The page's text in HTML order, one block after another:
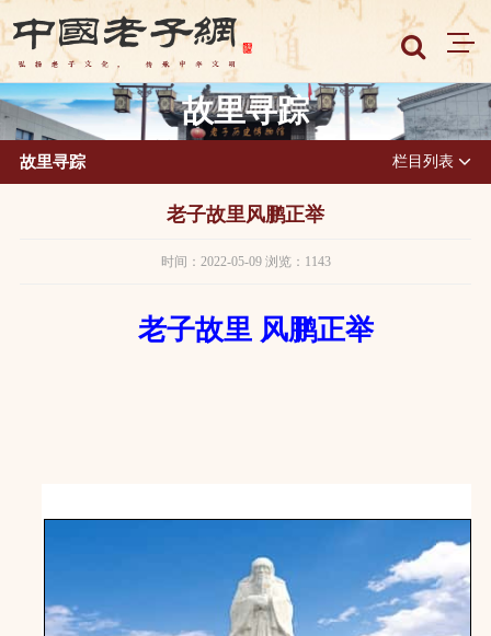
故里寻踪
故里寻踪 栏目列表
老子故里风鹏正举
时间：2022-05-09 浏览：1143
老子故里 风鹏正举